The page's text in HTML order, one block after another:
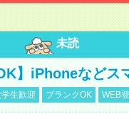
未読
】iPhoneなどス
学生歓迎 ブランクOK WEB